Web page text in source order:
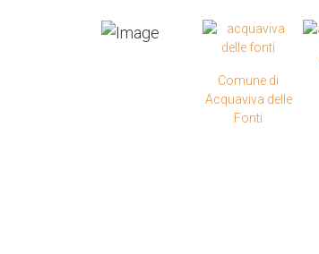
Comune di
Acquaviva delle
Fonti